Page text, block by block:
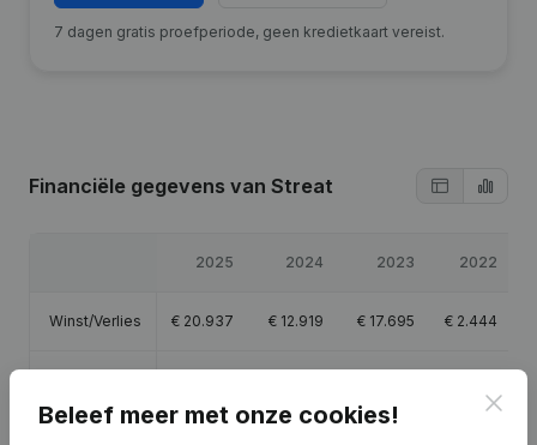
7 dagen gratis proefperiode, geen kredietkaart vereist.
Financiële gegevens van Streat
2025 2024 2023 2022
Winst/Verlies € 20.937 € 12.919 € 17.695 € 2.444
Beleef meer met onze cookies!